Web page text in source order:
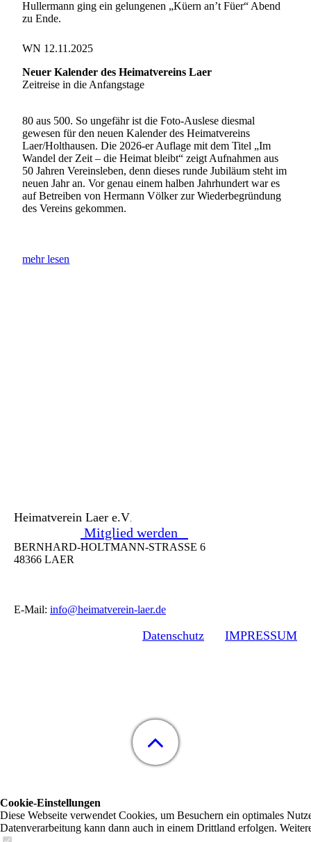
Hullermann ging ein gelungenen „Küern an’t Füer“ Abend
zu Ende.
WN 12.11.2025
Neuer Kalender des Heimatvereins Laer
Zeitreise in die Anfangstage
80 aus 500. So ungefähr ist die Foto-Auslese diesmal
gewesen für den neuen Kalender des Heimatvereins
Laer/Holthausen. Die 2026-er Auflage mit dem Titel „Im
Wandel der Zeit – die Heimat bleibt“ zeigt Aufnahmen aus
50 Jahren Vereinsleben, denn dieses runde Jubiläum steht im
neuen Jahr an. Vor genau einem halben Jahrhundert war es
auf Betreiben von Hermann Völker zur Wiederbegründung
des Vereins gekommen.
mehr lesen
Heimatverein Laer e.V.
Mitglied werden
BERNHARD-HOLTMANN-STRASSE 6
48366 LAER
E-Mail: info@heimatverein-laer.de
Datenschutz IMPRESSUM
Cookie-Einstellungen
Diese Webseite verwendet Cookies, um Besuchern ein optimales
Datenverarbeitung kann dann auch in einem Drittland erfolgen.